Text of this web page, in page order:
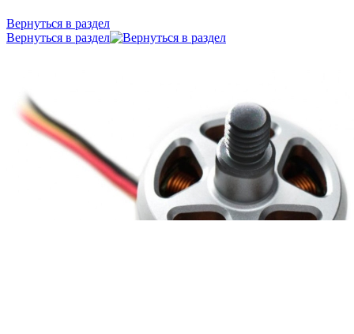
Вернуться в раздел
Вернуться в раздел